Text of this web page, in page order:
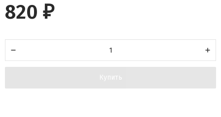
820 ₽
Купить